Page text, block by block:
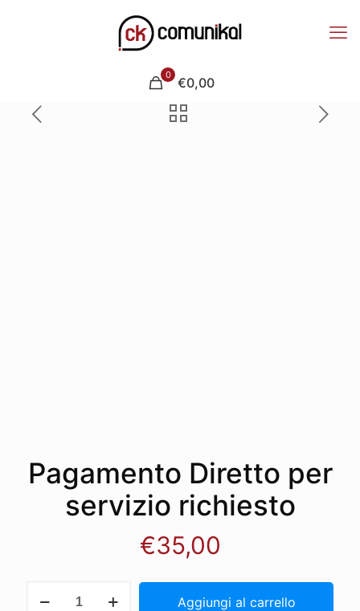
0 €0,00
Pagamento Diretto per
servizio richiesto
€35,00
Diretto
Aggiungi al carrello